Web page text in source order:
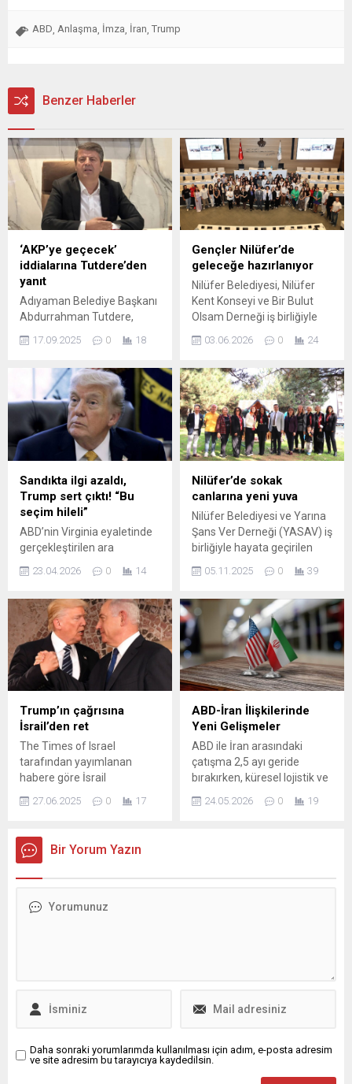
ABD Anlaşma İmza İran Trump
Benzer Haberler
‘AKP’ye geçecek’
iddialarına Tutdere’den
yanıt
Adıyaman Belediye Başkanı
Abdurrahman Tutdere,
'AKP'ye geçecek' iddialarına
sert tepki gösterdi.
temaslarla büyükşehir
belediyelerinden ve çeşitli
kurumlardan Adıyaman için
önemli destekler
sağladıklarını belirten
Tutdere ...
17.09.2025 0 18
Gençler Nilüfer’de
geleceğe hazırlanıyor
Nilüfer Belediyesi, Nilüfer
Kent Konseyi ve Bir Bulut
Olsam Derneği iş birliğiyle
yürütülen ve gençlerin
toplumsal süreçlere
Gençlik Programı’ sona erdi.
Projeyi başarıyla
tamamlayan gençler,
sertifikalarını törenle aldı.
Nilüfer’de gençlerin bireysel
gelişimini, topluluk
kapasitesini ve kentsel-
toplumsal katılımını
güçlendirmeyi amaçlayan
program başarıyla
tamamlandı. Üç farklı
projeden oluşan ‘Nilüfer...
03.06.2026 0 24
Sandıkta ilgi azaldı,
Trump sert çıktı! “Bu
seçim hileli”
ABD’nin Virginia eyaletinde
gerçekleştirilen ara
bölgelerinin belirlenmesine
seçmen onayıyla yürürlüğe
girdi. Yüzde 51,5 “evet”
oyuyla kabul edilen
değişiklik, mevcut iki partili
yeniden ...
23.04.2026 0 14
Nilüfer’de sokak
canlarına yeni yuva
Nilüfer Belediyesi ve Yarına
Şans Ver Derneği (YASAV) iş
birliğiyle hayata geçirilen
düzenlenen törenle hizmete
Evi arkasında konumlanan
bu özel alan, sokak
kedilerinin güvenli, sıcak ve
hijyenik koşullarda
yaşayabilmeleri için
tasarlandı. Açılış törenine
Nilüfer Belediye Başkan
Yardımcısı Okan Şahin,
Nilüfer Belediye Başkanı...
05.11.2025 0 39
Trump’ın çağrısına
İsrail’den ret
The Times of Israel
tarafından yayımlanan
habere göre İsrail
Başsavcılığı, ABD Başkanı
Donald Trump'ın davanın
ardından Netanyahu'nun
avukatları aracılığıyla yaptığı
ilerlemesi ...
27.06.2025 0 17
ABD-İran İlişkilerinde
Yeni Gelişmeler
ABD ile İran arasındaki
çatışma 2,5 ayı geride
bırakırken, küresel lojistik ve
enerji piyasalarında
olumsuz etkiler
24.05.2026 0 19
Bir Yorum Yazın
Daha sonraki yorumlarımda kullanılması için adım, e-posta adresim
ve site adresim bu tarayıcıya kaydedilsin.